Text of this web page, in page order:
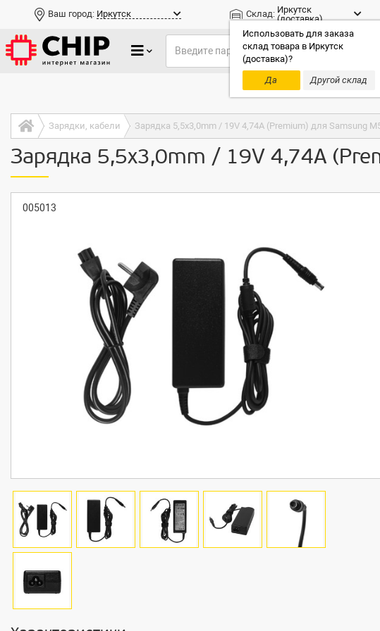
Ваш город: Иркутск Склад: Иркутск
(доставка)
Использовать для заказа
склад товара в Иркутск
(доставка)?
Да
Другой склад
Только
Зарядки, кабели Зарядка 5,5x3,0mm / 19V 4,74A (Premium) для Samsung
Зарядка 5,5x3,0mm / 19V 4,74A
005013